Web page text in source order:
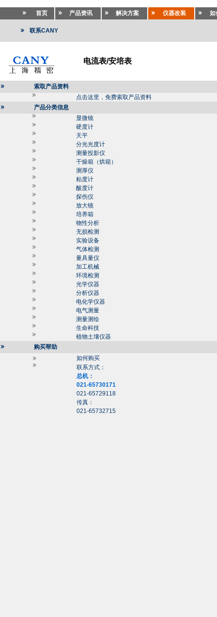
首页 产品资讯 解决方案 仪器改装 如
联系CANY
电流表/安培表
索取产品资料
点击这里，免费索取产品资料
产品分类信息
显微镜
硬度计
天平
分光光度计
测量投影仪
干燥箱（烘箱）
测厚仪
粘度计
酸度计
探伤仪
放大镜
培养箱
物性分析
无损检测
实验设备
气体检测
量具量仪
加工机械
环境检测
光学仪器
分析仪器
电化学仪器
电气测量
测量测绘
生命科技
植物土壤仪器
购买帮助
如何购买
联系方式：
总机：
021-65730171
021-65729118
传真：
021-65732715